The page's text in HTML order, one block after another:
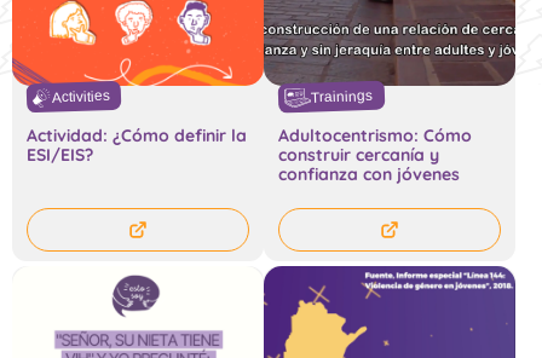
Activities
Actividad: ¿Cómo definir la
ESI/EIS?
Trainings
Adultocentrismo: Cómo
construir cercanía y
confianza con jóvenes